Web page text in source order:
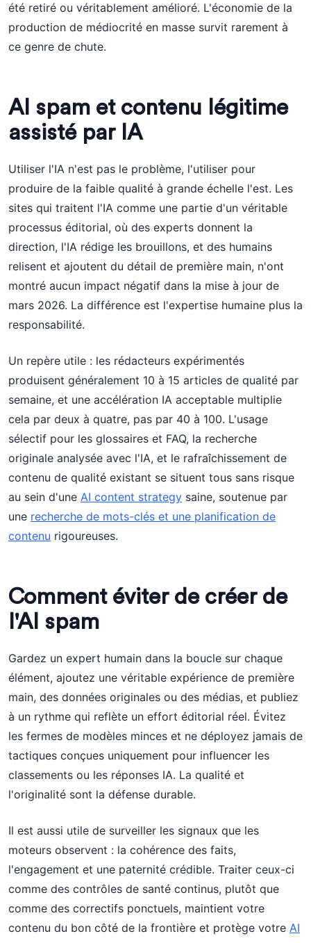
été retiré ou véritablement amélioré. L'économie de la
production de médiocrité en masse survit rarement à
ce genre de chute.
AI spam et contenu légitime
assisté par IA
Utiliser l'IA n'est pas le problème, l'utiliser pour
produire de la faible qualité à grande échelle l'est. Les
sites qui traitent l'IA comme une partie d'un véritable
processus éditorial, où des experts donnent la
direction, l'IA rédige les brouillons, et des humains
relisent et ajoutent du détail de première main, n'ont
montré aucun impact négatif dans la mise à jour de
mars 2026. La différence est l'expertise humaine plus la
responsabilité.
Un repère utile : les rédacteurs expérimentés
produisent généralement 10 à 15 articles de qualité par
semaine, et une accélération IA acceptable multiplie
cela par deux à quatre, pas par 40 à 100. L'usage
sélectif pour les glossaires et FAQ, la recherche
originale analysée avec l'IA, et le rafraîchissement de
contenu de qualité existant se situent tous sans risque
au sein d'une AI content strategy saine, soutenue par
une recherche de mots-clés et une planification de
contenu rigoureuses.
Comment éviter de créer de
l'AI spam
Gardez un expert humain dans la boucle sur chaque
élément, ajoutez une véritable expérience de première
main, des données originales ou des médias, et publiez
à un rythme qui reflète un effort éditorial réel. Évitez
les fermes de modèles minces et ne déployez jamais de
tactiques conçues uniquement pour influencer les
classements ou les réponses IA. La qualité et
l'originalité sont la défense durable.
Il est aussi utile de surveiller les signaux que les
moteurs observent : la cohérence des faits,
l'engagement et une paternité crédible. Traiter ceux-ci
comme des contrôles de santé continus, plutôt que
comme des correctifs ponctuels, maintient votre
contenu du bon côté de la frontière et protège votre AI